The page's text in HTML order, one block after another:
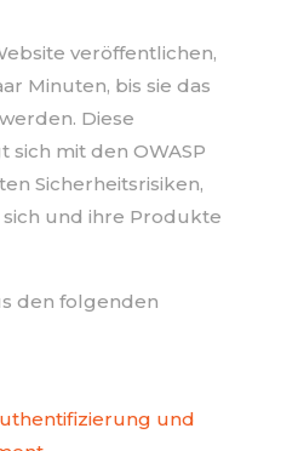
veröffentlichen,
Minuten, bis sie das
Diese
mit den OWASP
Sicherheitsrisiken,
und ihre Produkte
den folgenden
und